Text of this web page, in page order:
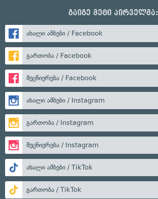
გაიგე მეტი პირველმა:
ახალი ამბები / Facebook
გართობა / Facebook
მეცნიერება / Facebook
ახალი ამბები / Instagram
გართობა / Instagram
მეცნიერება / Instagram
ახალი ამბები / TikTok
გართობა / TikTok